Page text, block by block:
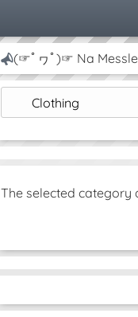
(☞ﾟヮﾟ)☞ Na
Clothing
The selected category